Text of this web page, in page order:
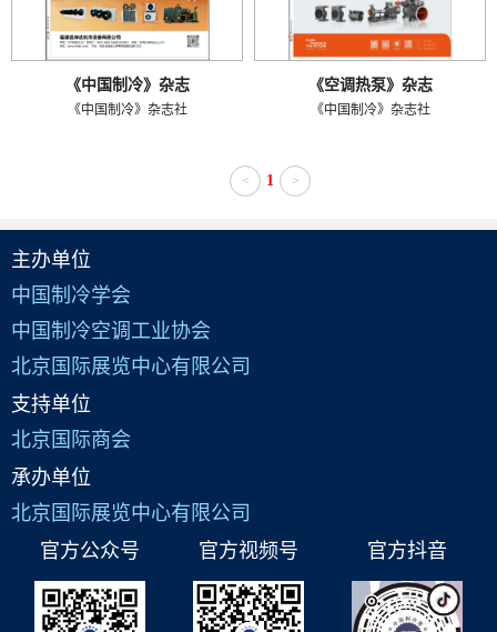
《中国制冷》杂志
《中国制冷》杂志社
《空调热泵》杂志
《中国制冷》杂志社
< 1 >
主办单位
中国制冷学会
中国制冷空调工业协会
北京国际展览中心有限公司
支持单位
北京国际商会
承办单位
北京国际展览中心有限公司
官方公众号
官方视频号 官方抖音